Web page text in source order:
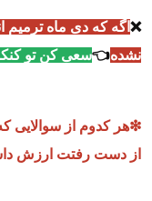
❌اگه که دی ماه
نشده👈سعی کن تو
❇هر کدوم از سوالایی که
از دست رفتت ارزش